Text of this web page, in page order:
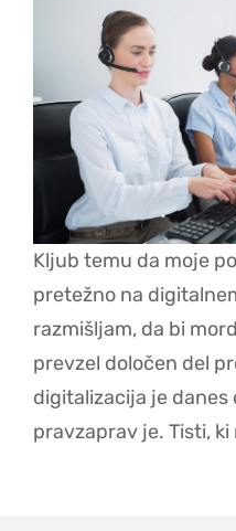
Kljub temu da moje
pretežno na
razmišljam, da bi
prevzel določen del
digitalizacija je danes
pravzaprav je. Tisti,